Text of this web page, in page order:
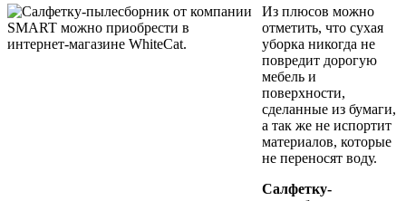
Из плюсов можно
отметить, что сухая
уборка никогда не
повредит дорогую
мебель и
поверхности,
сделанные из бумаги,
а так же не испортит
материалов, которые
не переносят воду.
Салфетку-